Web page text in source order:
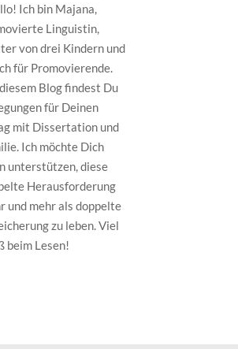
Ich bin Majana,
Linguistin,
von drei Kindern und
für Promovierende.
Blog findest Du
für Deinen
mit Dissertation und
Ich möchte Dich
unterstützen, diese
Herausforderung
und mehr als doppelte
zu leben. Viel
beim Lesen!